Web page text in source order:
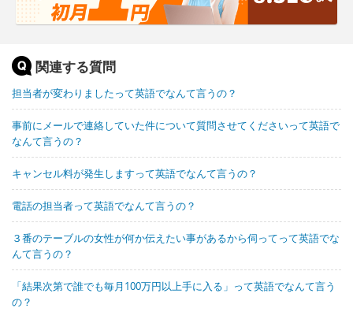
関連する質問
担当者が変わりましたって英語でなんて言うの？
事前にメールで連絡していた件について質問させてくださいって英語で
なんて言うの？
キャンセル料が発生しますって英語でなんて言うの？
電話の担当者って英語でなんて言うの？
３番のテーブルの女性が何か伝えたい事があるから伺ってって英語でな
んて言うの？
「結果次第で誰でも毎月100万円以上手に入る」って英語でなんて言う
の？